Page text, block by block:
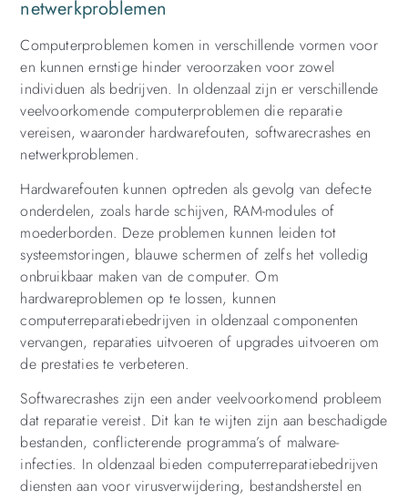
netwerkproblemen
Computerproblemen komen in verschillende vormen voor
en kunnen ernstige hinder veroorzaken voor zowel
individuen als bedrijven. In oldenzaal zijn er verschillende
veelvoorkomende computerproblemen die reparatie
vereisen, waaronder hardwarefouten, softwarecrashes en
netwerkproblemen.
Hardwarefouten kunnen optreden als gevolg van defecte
onderdelen, zoals harde schijven, RAM-modules of
moederborden. Deze problemen kunnen leiden tot
systeemstoringen, blauwe schermen of zelfs het volledig
onbruikbaar maken van de computer. Om
hardwareproblemen op te lossen, kunnen
computerreparatiebedrijven in oldenzaal componenten
vervangen, reparaties uitvoeren of upgrades uitvoeren om
de prestaties te verbeteren.
Softwarecrashes zijn een ander veelvoorkomend probleem
dat reparatie vereist. Dit kan te wijten zijn aan beschadigde
bestanden, conflicterende programma’s of malware-
infecties. In oldenzaal bieden computerreparatiebedrijven
diensten aan voor virusverwijdering, bestandsherstel en